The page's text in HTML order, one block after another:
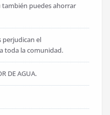
también puedes ahorrar
perjudican el
toda la comunidad.
DE AGUA.